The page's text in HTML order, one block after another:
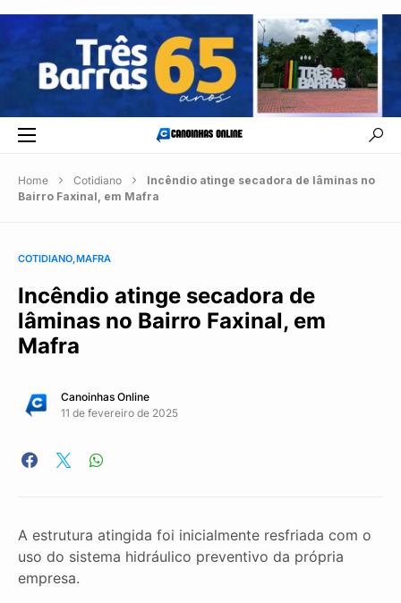
Home Cotidiano
Incêndio atinge secadora de lâminas no
Bairro Faxinal, em Mafra
COTIDIANO MAFRA
Incêndio atinge secadora de
lâminas no Bairro Faxinal, em
Mafra
Canoinhas Online
11 de fevereiro de 2025
A estrutura atingida foi inicialmente resfriada com o
uso do sistema hidráulico preventivo da própria
empresa.